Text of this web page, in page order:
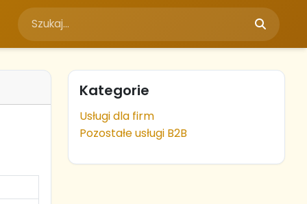
Kategorie
Usługi dla firm
Pozostałe usługi B2B